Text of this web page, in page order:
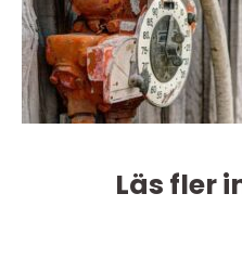
Läs fler